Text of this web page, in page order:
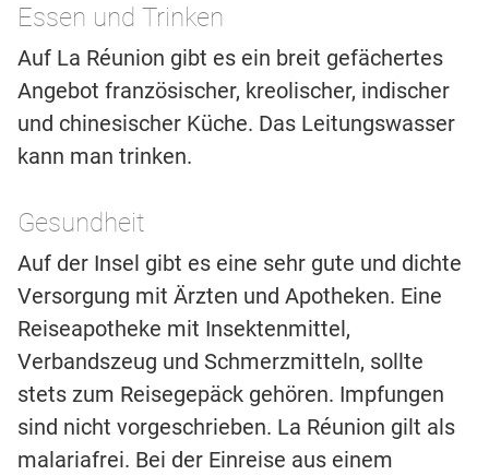
Essen und Trinken
Auf La Réunion gibt es ein breit gefächertes
Angebot französischer, kreolischer, indischer
und chinesischer Küche. Das Leitungswasser
kann man trinken.
Gesundheit
Auf der Insel gibt es eine sehr gute und dichte
Versorgung mit Ärzten und Apotheken. Eine
Reiseapotheke mit Insektenmittel,
Verbandszeug und Schmerzmitteln, sollte
stets zum Reisegepäck gehören. Impfungen
sind nicht vorgeschrieben. La Réunion gilt als
malariafrei. Bei der Einreise aus einem